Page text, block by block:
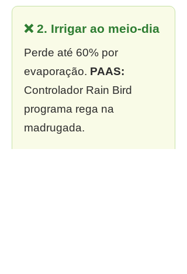
❌ 2. Irrigar ao meio-dia
Perde até 60% por
evaporação. PAAS:
Controlador Rain Bird
programa rega na
madrugada.